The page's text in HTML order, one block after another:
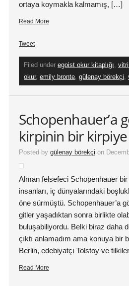
ortaya koymakla kalmamış, […]
Read More
Tweet
Filed under egoist okur kitaplığı,
okur, emily bronte, gülenay börekçi,
Schopenhauer’a
kirpinin bir kirpiye
Posted by gülenay börekçi on
Alman felsefeci Schopenhauer
insanları, iç dünyalarındaki
öne sürmüştü. Schopenhauer’a
gitler yaşadıktan sonra birlikte
buluşabiliyordu. Belki biraz daha
çıktı anlamadım ama konuya
Berlin, edebiyatçı Tolstoy ve
Read More